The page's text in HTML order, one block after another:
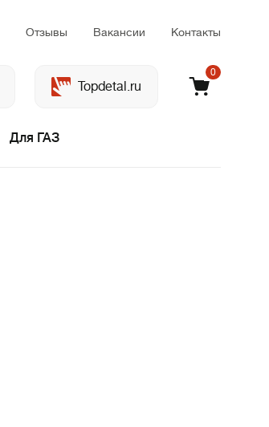
Отзывы Вакансии Контакты
Topdetal.ru
0
Для ГАЗ